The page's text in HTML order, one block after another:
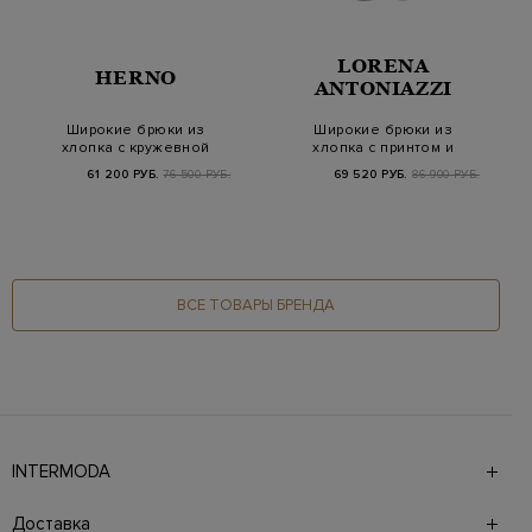
HERNO
Широкие брюки из
хлопка с кружевной
61 200 РУБ. 76 500 РУБ.
LORENA
ANTONIAZZI
Широкие брюки из
хлопка с принтом и
69 520 РУБ. 86 900 РУБ.
ВСЕ ТОВАРЫ БРЕНДА
INTERMODA
брендов на 4 этажах в самом центре города. На сайте
Доставка